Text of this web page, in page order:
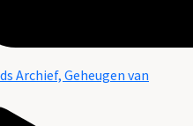
Archief, Geheugen van